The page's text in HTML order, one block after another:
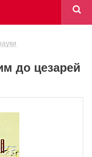
до цезарей